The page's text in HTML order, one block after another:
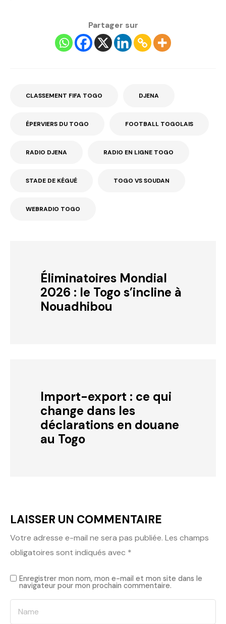
Partager sur
CLASSEMENT FIFA TOGO DJENA
ÉPERVIERS DU TOGO FOOTBALL TOGOLAIS
RADIO DJENA RADIO EN LIGNE TOGO
STADE DE KÉGUÉ TOGO VS SOUDAN
WEBRADIO TOGO
Éliminatoires Mondial
2026 : le Togo s’incline à
Nouadhibou
Import-export : ce qui
change dans les
déclarations en douane
au Togo
LAISSER UN COMMENTAIRE
Votre adresse e-mail ne sera pas publiée. Les champs
obligatoires sont indiqués avec *
Enregistrer mon nom, mon e-mail et mon site dans le
navigateur pour mon prochain commentaire.